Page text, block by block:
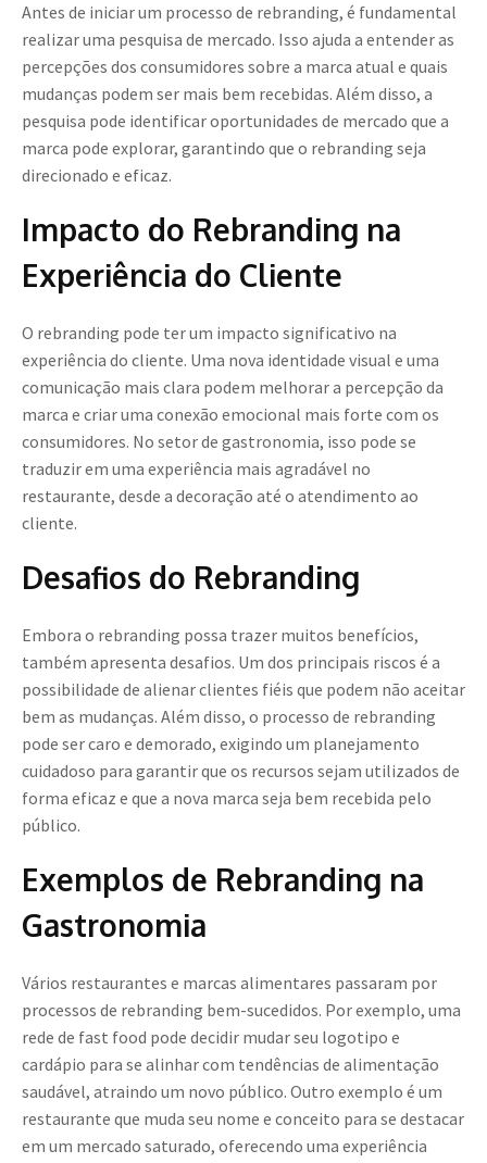
Antes de iniciar um processo de rebranding, é fundamental
realizar uma pesquisa de mercado. Isso ajuda a entender as
percepções dos consumidores sobre a marca atual e quais
mudanças podem ser mais bem recebidas. Além disso, a
pesquisa pode identificar oportunidades de mercado que a
marca pode explorar, garantindo que o rebranding seja
direcionado e eficaz.
Impacto do Rebranding na
Experiência do Cliente
O rebranding pode ter um impacto significativo na
experiência do cliente. Uma nova identidade visual e uma
comunicação mais clara podem melhorar a percepção da
marca e criar uma conexão emocional mais forte com os
consumidores. No setor de gastronomia, isso pode se
traduzir em uma experiência mais agradável no
restaurante, desde a decoração até o atendimento ao
cliente.
Desafios do Rebranding
Embora o rebranding possa trazer muitos benefícios,
também apresenta desafios. Um dos principais riscos é a
possibilidade de alienar clientes fiéis que podem não aceitar
bem as mudanças. Além disso, o processo de rebranding
pode ser caro e demorado, exigindo um planejamento
cuidadoso para garantir que os recursos sejam utilizados de
forma eficaz e que a nova marca seja bem recebida pelo
público.
Exemplos de Rebranding na
Gastronomia
Vários restaurantes e marcas alimentares passaram por
processos de rebranding bem-sucedidos. Por exemplo, uma
rede de fast food pode decidir mudar seu logotipo e
cardápio para se alinhar com tendências de alimentação
saudável, atraindo um novo público. Outro exemplo é um
restaurante que muda seu nome e conceito para se destacar
em um mercado saturado, oferecendo uma experiência